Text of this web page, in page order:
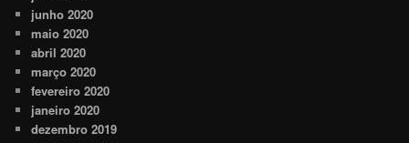
junho 2020
maio 2020
abril 2020
março 2020
fevereiro 2020
janeiro 2020
dezembro 2019